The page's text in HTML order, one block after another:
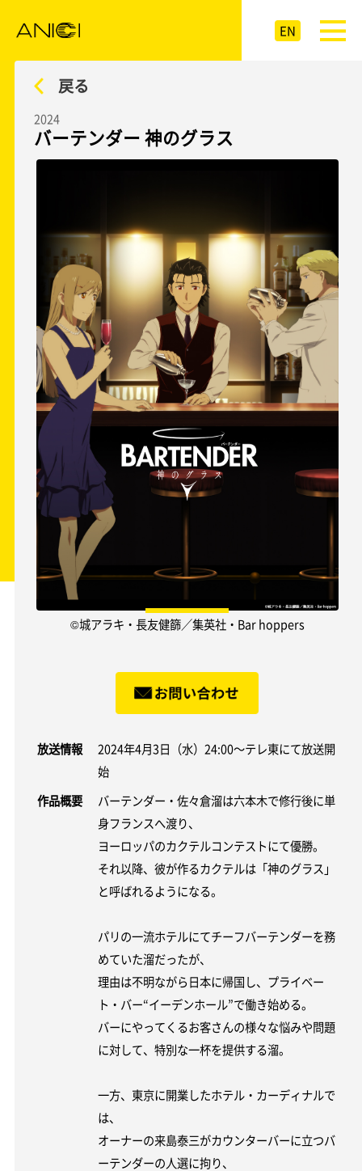
EN
戻る
2024
バーテンダー 神のグラス
©城アラキ・長友健篩／集英社・Bar hoppers
放送情報
2024年4月3日（水）24:00～テレ東にて放送開
始
作品概要
バーテンダー・佐々倉溜は六本木で修行後に単
身フランスへ渡り、
ヨーロッパのカクテルコンテストにて優勝。
それ以降、彼が作るカクテルは「神のグラス」
と呼ばれるようになる。
パリの一流ホテルにてチーフバーテンダーを務
めていた溜だったが、
理由は不明ながら日本に帰国し、プライベー
ト・バー“イーデンホール”で働き始める。
バーにやってくるお客さんの様々な悩みや問題
に対して、特別な一杯を提供する溜。
一方、東京に開業したホテル・カーディナルで
は、
オーナーの来島泰三がカウンターバーに立つバ
ーテンダーの人選に拘り、